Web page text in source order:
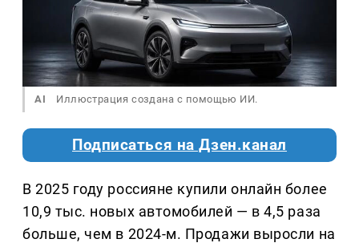
AI Иллюстрация создана с помощью ИИ.
Подписаться на Дзен.канал
В 2025 году россияне купили онлайн более
10,9 тыс. новых автомобилей — в 4,5 раза
больше, чем в 2024-м. Продажи выросли на